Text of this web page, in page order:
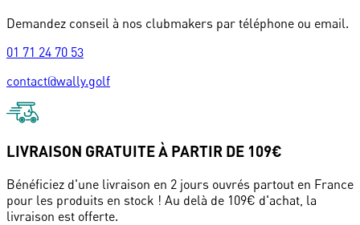
Demandez conseil à nos clubmakers par téléphone ou email.
01 71 24 70 53
contact@wally.golf
LIVRAISON GRATUITE À PARTIR DE 109€
Bénéficiez d'une livraison en 2 jours ouvrés partout en France
pour les produits en stock ! Au delà de 109€ d'achat, la
livraison est offerte.